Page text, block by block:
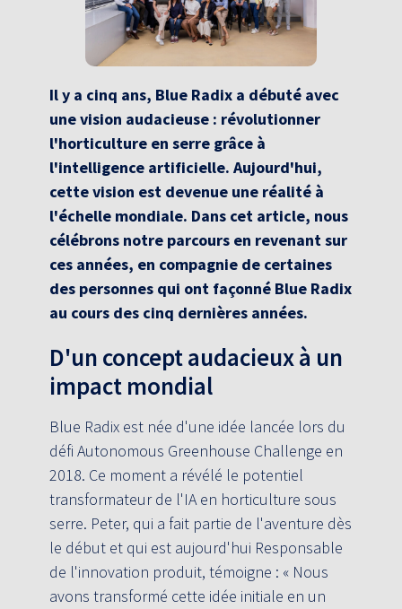
Il y a cinq ans, Blue Radix a débuté avec
une vision audacieuse : révolutionner
l'horticulture en serre grâce à
l'intelligence artificielle. Aujourd'hui,
cette vision est devenue une réalité à
l'échelle mondiale. Dans cet article, nous
célébrons notre parcours en revenant sur
ces années, en compagnie de certaines
des personnes qui ont façonné Blue Radix
au cours des cinq dernières années.
D'un concept audacieux à un
impact mondial
Blue Radix est née d'une idée lancée lors du
défi Autonomous Greenhouse Challenge en
2018. Ce moment a révélé le potentiel
transformateur de l'IA en horticulture sous
serre. Peter, qui a fait partie de l'aventure dès
le début et qui est aujourd'hui Responsable
de l'innovation produit, témoigne : « Nous
avons transformé cette idée initiale en un